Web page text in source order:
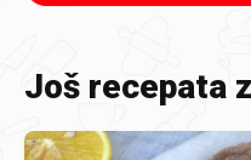
Još recepata